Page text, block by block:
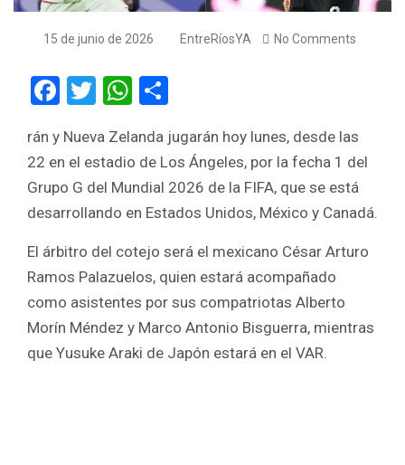
15 de junio de 2026 EntreRíosYA No Comments
F
ce
b
o
k
T
tt
er
W
at
s
A
p
ar
e
rán y Nueva Zelanda jugarán hoy lunes, desde las
22 en el estadio de Los Ángeles, por la fecha 1 del
Grupo G del Mundial 2026 de la FIFA, que se está
desarrollando en Estados Unidos, México y Canadá.
El árbitro del cotejo será el mexicano César Arturo
Ramos Palazuelos, quien estará acompañado
como asistentes por sus compatriotas Alberto
Morín Méndez y Marco Antonio Bisguerra, mientras
que Yusuke Araki de Japón estará en el VAR.